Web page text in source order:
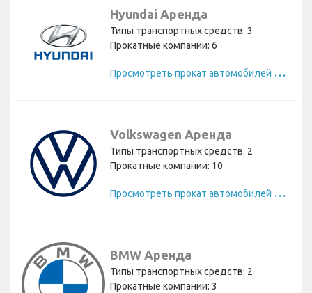
Hyundai Аренда
Типы транспортных средств: 3
Прокатные компании: 6
П
росмотреть прокат автомобилей Hyundai
Volkswagen Аренда
Типы транспортных средств: 2
Прокатные компании: 10
П
росмотреть прокат автомобилей Volkswagen
BMW Аренда
Типы транспортных средств: 2
Прокатные компании: 3